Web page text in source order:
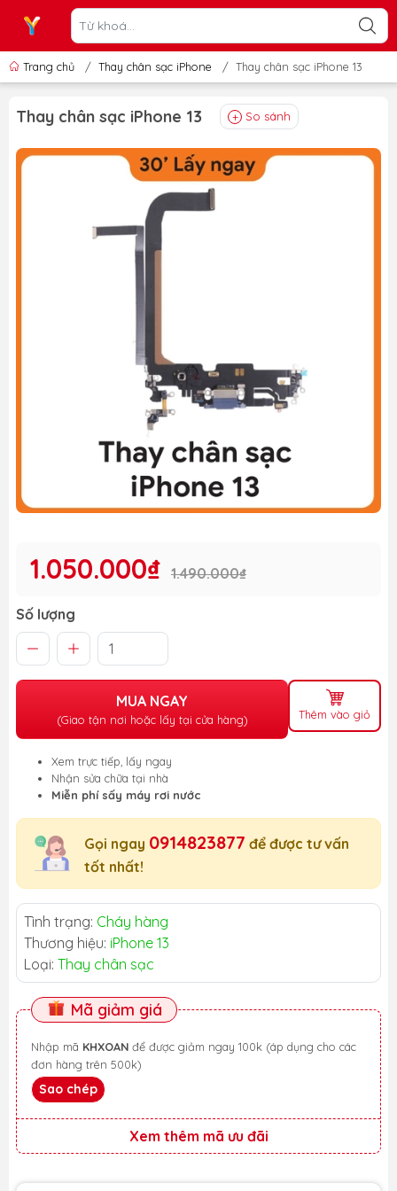
Trang chủ / Thay chân sạc iPhone / Thay chân sạc iPhone 13
Thay chân sạc iPhone 13 So sánh
1.050.000₫ 1.490.000₫
Số lượng
MUA NGAY
(Giao tận nơi hoặc lấy tại cửa hàng) Thêm vào giỏ
Xem trực tiếp, lấy ngay
Nhận sửa chữa tại nhà
Miễn phí sấy máy rơi nước
Gọi ngay 0914823877 để được tư vấn
tốt nhất!
Tình trạng: Cháy hàng
Thương hiệu: iPhone 13
Loại: Thay chân sạc
Mã giảm giá
Nhập mã KHXOAN
đơn hàng trên 500k)
Sao chép
Xem thêm mã ưu đãi